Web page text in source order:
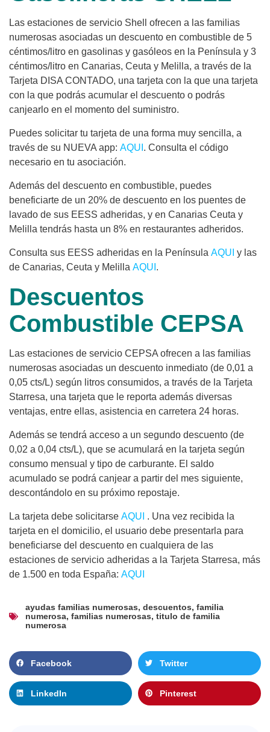
Las estaciones de servicio Shell ofrecen a las familias
numerosas asociadas un descuento en combustible de 5
céntimos/litro en gasolinas y gasóleos en la Península y 3
céntimos/litro en Canarias, Ceuta y Melilla, a través de la
Tarjeta DISA CONTADO, una tarjeta con la que una tarjeta
con la que podrás acumular el descuento o podrás
canjearlo en el momento del suministro.
Puedes solicitar tu tarjeta de una forma muy sencilla, a
través de su NUEVA app: AQUI . Consulta el código
necesario en tu asociación.
Además del descuento en combustible, puedes
beneficiarte de un 20% de descuento en los puentes de
lavado de sus EESS adheridas, y en Canarias Ceuta y
Melilla tendrás hasta un 8% en restaurantes adheridos.
Consulta sus EESS adheridas en la Península AQUI y las
de Canarias, Ceuta y Melilla AQUI .
Descuentos
Combustible CEPSA
Las estaciones de servicio CEPSA ofrecen a las familias
numerosas asociadas un descuento inmediato (de 0,01 a
0,05 cts/L) según litros consumidos, a través de la Tarjeta
Starresa, una tarjeta que le reporta además diversas
ventajas, entre ellas, asistencia en carretera 24 horas.
Además se tendrá acceso a un segundo descuento (de
0,02 a 0,04 cts/L), que se acumulará en la tarjeta según
consumo mensual y tipo de carburante. El saldo
acumulado se podrá canjear a partir del mes siguiente,
descontándolo en su próximo repostaje.
La tarjeta debe solicitarse AQUI . Una vez recibida la
tarjeta en el domicilio, el usuario debe presentarla para
beneficiarse del descuento en cualquiera de las
estaciones de servicio adheridas a la Tarjeta Starresa, más
de 1.500 en toda España: AQUI
ayudas familias numerosas, descuentos, familia
numerosa, familias numerosas, titulo de familia
numerosa
Facebook Twitter
LinkedIn Pinterest